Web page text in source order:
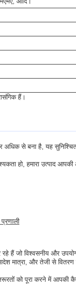
हैं।
और अधिक से बना है, यह
हो, हमारा उत्पाद
जो विश्वसनीय और
मात्रा, और तेजी से
को पूरा करने में आपकी